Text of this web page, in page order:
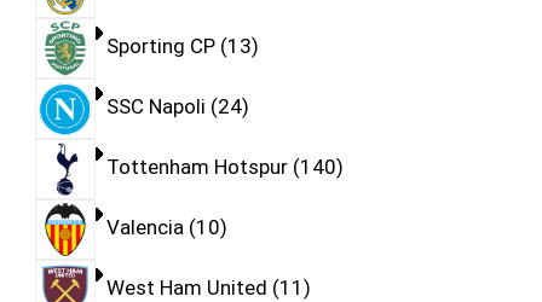
Sporting CP 13
SSC Napoli 24
Tottenham Hotspur 140
Valencia 10
West Ham United 11